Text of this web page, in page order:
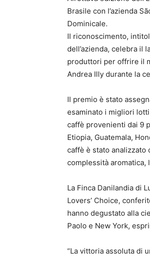
Brasile con l’azienda
Dominicale.
Il riconoscimento,
dell’azienda, celebra il
produttori per offrire il
Andrea Illy durante la
Il premio è stato
esaminato i migliori
caffè provenienti dai 9
Etiopia, Guatemala,
caffè è stato analizzato
complessità aromatica,
La Finca Danilandia di
Lovers’ Choice,
hanno degustato alla
Paolo e New York,
“La vittoria assoluta di